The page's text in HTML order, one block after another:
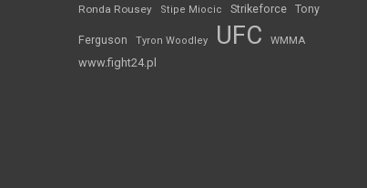
Ronda Rousey Stipe Miocic Strikeforce Tony
Ferguson Tyron Woodley UFC WMMA
www.fight24.pl